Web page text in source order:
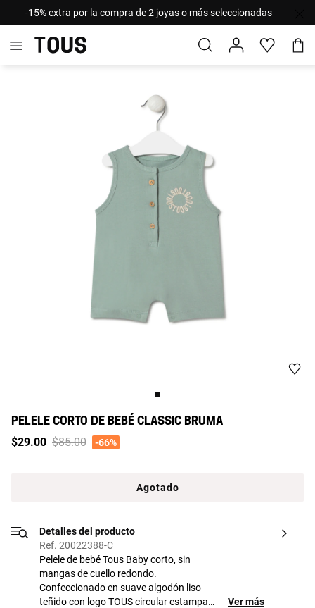
-15% extra por la compra de 2 joyas o más seleccionadas
PELELE CORTO DE BEBÉ CLASSIC BRUMA
$29.00 Price reduced from
$85.00to-66%
Agotado
Detalles del producto
Ref. 20022388-C
Pelele de bebé Tous Baby corto, sin
mangas de cuello redondo.
Confeccionado en suave algodón liso
teñido con logo TOUS circular estampado
Ver más